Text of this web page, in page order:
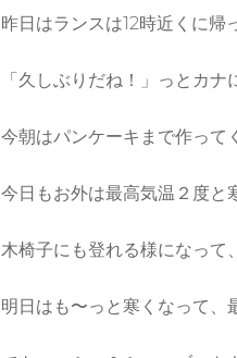
昨日はランスは12時近くに帰
「久しぶりだね！」っとカ
今朝はパンケーキまで作って
今日もお外は最高気温２度と
木椅子にも登れる様になって
明日はも〜っと寒くなって、